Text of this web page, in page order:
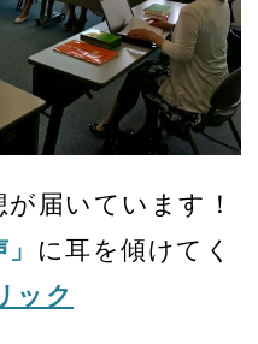
届いています！
に耳を傾けてく
ック